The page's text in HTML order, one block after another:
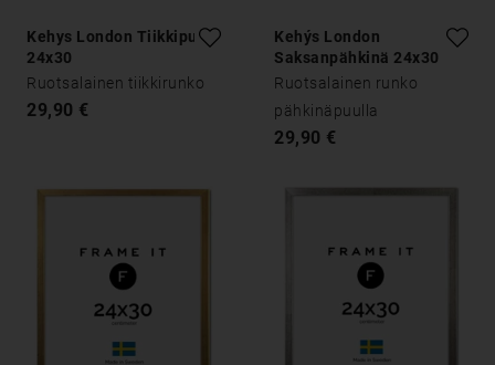
Kehys London Tiikkipuu
24x30
Ruotsalainen tiikkirunko
29,90 €
Kehýs London
Saksanpähkinä 24x30
Ruotsalainen runko
pähkinäpuulla
29,90 €